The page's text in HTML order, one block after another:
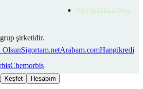
Aday Aydınlatma Metni
grup şirketidir.
OlsunSigortam.netArabam.comHangikredi
Chemorbis
Keşfet Hesabım